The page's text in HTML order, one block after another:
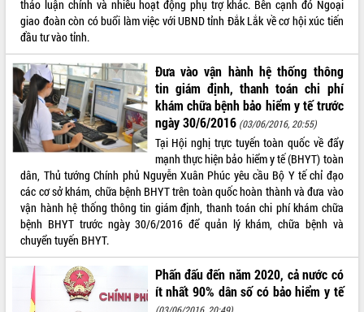
Trình diễn nghệ thuật chế biến các
món ăn từ sầu riêng
Đắk Lắk công bố Quy hoạch và xúc
tiến đầu tư tỉnh
Ngành cá ngừ Đắk Lắk chủ động thích
ứng để giữ vững thị trường xuất khẩu
Diễn đàn Kinh tế tư nhân Việt Nam đột
phá cơ chế - Hợp tác công tư
Đề án 06 tạo bước ngoặt đột phá trong
cải cách hành chính tỉnh Đắk Lắk
Kết nối tour, đẩy mạnh chuyển đổi số
để phát triển du lịch Đắk Lắk
Khởi động Dự án Đầu tư xây dựng hạ
Gặp mặt các cơ quan báo chí nhân Kỷ
niệm 101 năm Ngày Báo chí Cách
thảo luận chính và nhiều hoạt động phụ trợ khác. Bên cạnh đó Ngoại
giao đoàn còn có buổi làm việc với UBND tỉnh Đắk Lắk về cơ hội xúc tiến
đầu tư vào tỉnh.
Đưa vào vận hành hệ thống thông
tin giám định, thanh toán chi phí
khám chữa bệnh bảo hiểm y tế trước
ngày 30/6/2016 (03/06/2016, 20:55)
Tại Hội nghị trực tuyến toàn quốc về đẩy
mạnh thực hiện bảo hiểm y tế (BHYT) toàn
dân, Thủ tướng Chính phủ Nguyễn Xuân Phúc yêu cầu Bộ Y tế chỉ đạo
các cơ sở khám, chữa bệnh BHYT trên toàn quốc hoàn thành và đưa vào
vận hành hệ thống thông tin giám định, thanh toán chi phí khám chữa
bệnh BHYT trước ngày 30/6/2016 để quản lý khám, chữa bệnh và
chuyển tuyến BHYT.
Phấn đấu đến năm 2020, cả nước có
ít nhất 90% dân số có bảo hiểm y tế
(03/06/2016, 20:49)